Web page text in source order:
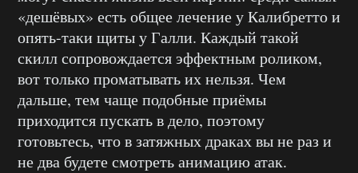
«дешёвых» есть общее лечение у Калибретто и
опять-таки щиты у Галли. Каждый такой
скилл сопровождается эффектным роликом,
вот только проматывать их нельзя. Чем
дальше, тем чаще подобные приёмы
приходится пускать в дело, поэтому
готовьтесь, что в затяжных драках вы не раз и
не два будете смотреть анимацию атак.